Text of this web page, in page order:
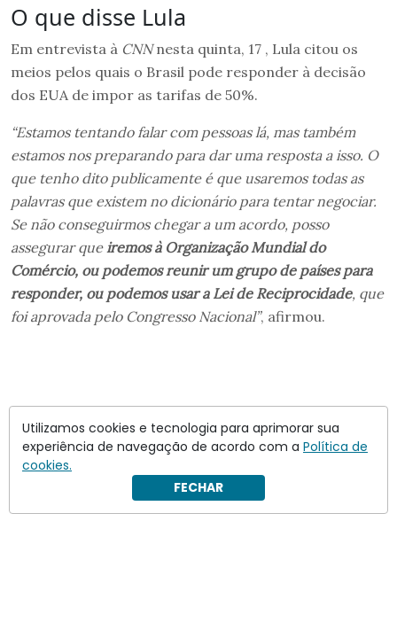
O que disse Lula
Em entrevista à CNNnesta quinta, 17 , Lula citou os
meios pelos quais o Brasil pode responder à decisão
dos EUA de impor as tarifas de 50%.
“Estamos tentando falar com pessoas lá, mas também
estamos nos preparando para dar uma resposta a isso. O
que tenho dito publicamente é que usaremos todas as
palavras que existem no dicionário para tentar negociar.
Se não conseguirmos chegar a um acordo, posso
assegurar que iremos à Organização Mundial do
Comércio, ou podemos reunir um grupo de países para
responder, ou podemos usar a Lei de Reciprocidade, que
foi aprovada pelo Congresso Nacional”, afirmou.
Utilizamos cookies e tecnologia para aprimorar sua
experiência de navegação de acordo com a Política de
cookies.
FECHAR